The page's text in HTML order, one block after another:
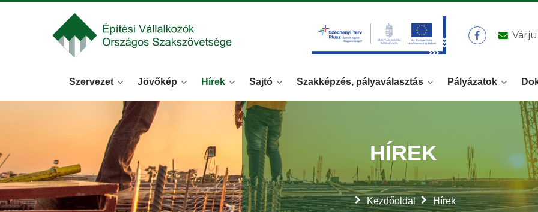
Szervezet Jövőkép Hírek Sajtó Szakképzés, pályaválasztás Pályázatok
Kezdőoldal Hírek
HÍREK